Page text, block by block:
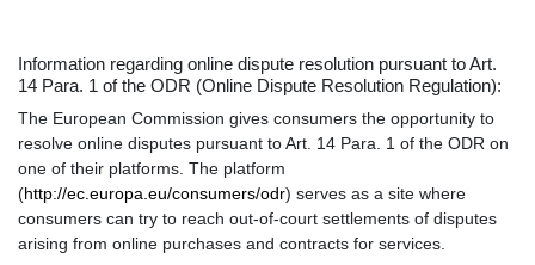
Information regarding online dispute resolution pursuant to Art.
14 Para. 1 of the ODR (Online Dispute Resolution Regulation):
The European Commission gives consumers the opportunity to
resolve online disputes pursuant to Art. 14 Para. 1 of the ODR on
one of their platforms. The platform
(http://ec.europa.eu/consumers/odr) serves as a site where
consumers can try to reach out-of-court settlements of disputes
arising from online purchases and contracts for services.